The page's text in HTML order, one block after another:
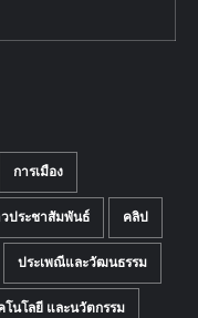
การเมือง
ประชาสัมพันธ์ คลิป
ประเพณีและวัฒนธรรม
โนโลยี และนวัตกรรม